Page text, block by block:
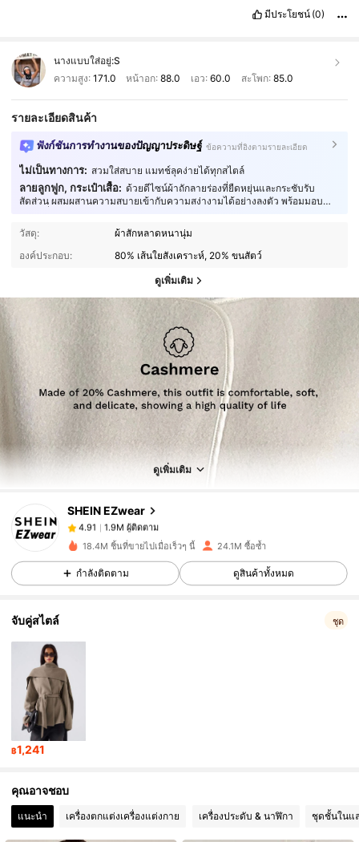
มีประโยชน์ (0)
นางแบบใส่อยู่:S
ความสูง: 171.0 หน้าอก:88.0 เอว: 60.0 สะโพก: 85.0
รายละเอียดสินค้า
ฟังก์ชันการทำงานของปัญญาประดิษฐ์ ข้อความที่อิงตามรายละเอียด
ไม่เป็นทางการ: สวมใส่สบาย แมทช์ลุคง่ายได้ทุกสไตล์
ลายลูกฟูก, กระเป๋าเสื้อ: ด้วยดีไซน์ผ้าถักลายร่องที่ยืดหยุ่นและกระชับรับ
สัดส่วน ผสมผสานความสบายเข้ากับความสง่างามได้อย่างลงตัว พร้อมมอบ
วัสดุ:
ผ้าสักหลาดหนานุ่ม
องค์ประกอบ:
80% เส้นใยสังเคราะห์, 20% ขนสัตว์
ดูเพิ่มเติม
ดูเพิ่มเติม
SHEIN EZwear
4.91 1.9M ผู้ติดตาม
1.9M ผู้ติดตาม
4.91 1.9M ผู้ติดตาม
4.91
18.4M ชิ้นที่ขายไปเมื่อเร็วๆ นี้ 24.1M ซื้อซ้ำ
กำลังติดตาม ดูสินค้าทั้งหมด
จับคู่สไตล์ ชุด
฿1,241
คุณอาจชอบ
แนะนำ เครื่องตกแต่งเครื่องแต่งกาย เครื่องประดับ & นาฬิกา ชุดชั้นในแ